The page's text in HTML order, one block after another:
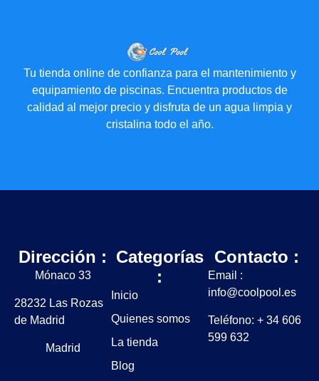
Tu tienda online de confianza para el mantenimiento y
equipamiento de piscinas. Encuentra productos de
calidad al mejor precio y disfruta de un agua limpia y
cristalina todo el año.
Dirección :
Mónaco 33
28232 Las Rozas
de Madrid
Madrid
Categorías
:
Inicio
Quienes somos
La tienda
Blog
Contacto :
Email :
info@coolpool.es
Teléfono: + 34 606
599 632